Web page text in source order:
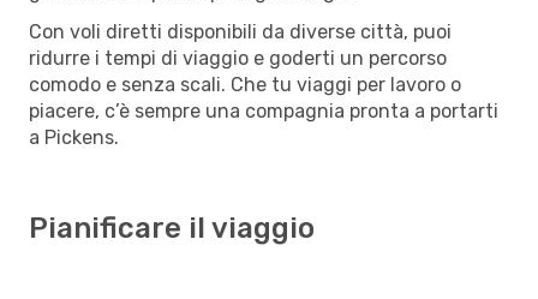
Con voli diretti disponibili da diverse città, puoi
ridurre i tempi di viaggio e goderti un percorso
comodo e senza scali. Che tu viaggi per lavoro o
piacere, c’è sempre una compagnia pronta a portarti
a Pickens.
Pianificare il viaggio